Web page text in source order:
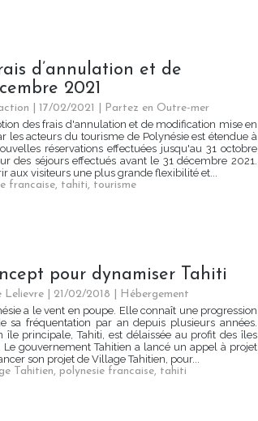
d’annulation et de
2021
| 17/02/2021
Partez en Outre-mer
des frais d'annulation et de modification mise en
les acteurs du tourisme de Polynésie est étendue à
réservations effectuées jusqu'au 31 octobre
des séjours effectués avant le 31 décembre 2021.
aux visiteurs une plus grande flexibilité et...
francaise, tahiti, tourisme
pour dynamiser Tahiti
Lelievre | 21/02/2018
Hébergement
a le vent en poupe. Elle connaît une progression
sa fréquentation par an depuis plusieurs années.
île principale, Tahiti, est délaissée au profit des îles
Le gouvernement Tahitien a lancé un appel à projet
son projet de Village Tahitien, pour...
Tahitien, polynesie francaise, tahiti